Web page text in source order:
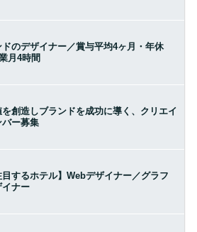
のデザイナー／賞与平均4ヶ月・年休
月4時間
創造しブランドを成功に導く、クリエイ
バー募集
目するホテル】Webデザイナー／グラフ
イナー